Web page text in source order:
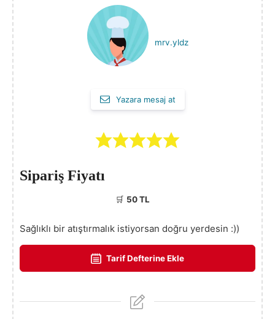
mrv.yldz
Yazara mesaj at
Sipariş Fiyatı
🛒 50 TL
Sağlıklı bir atıştırmalık istiyorsan doğru yerdesin :))
Tarif Defterine Ekle